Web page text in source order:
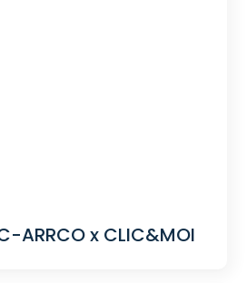
ARRCO x CLIC&MOI